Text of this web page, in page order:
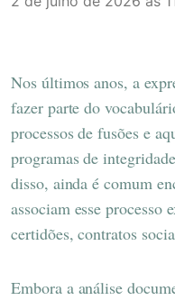
Nos últimos anos, a
fazer parte do
processos de fusões e
programas de
disso, ainda é comum
associam esse processo
certidões, contratos
Embora a análise